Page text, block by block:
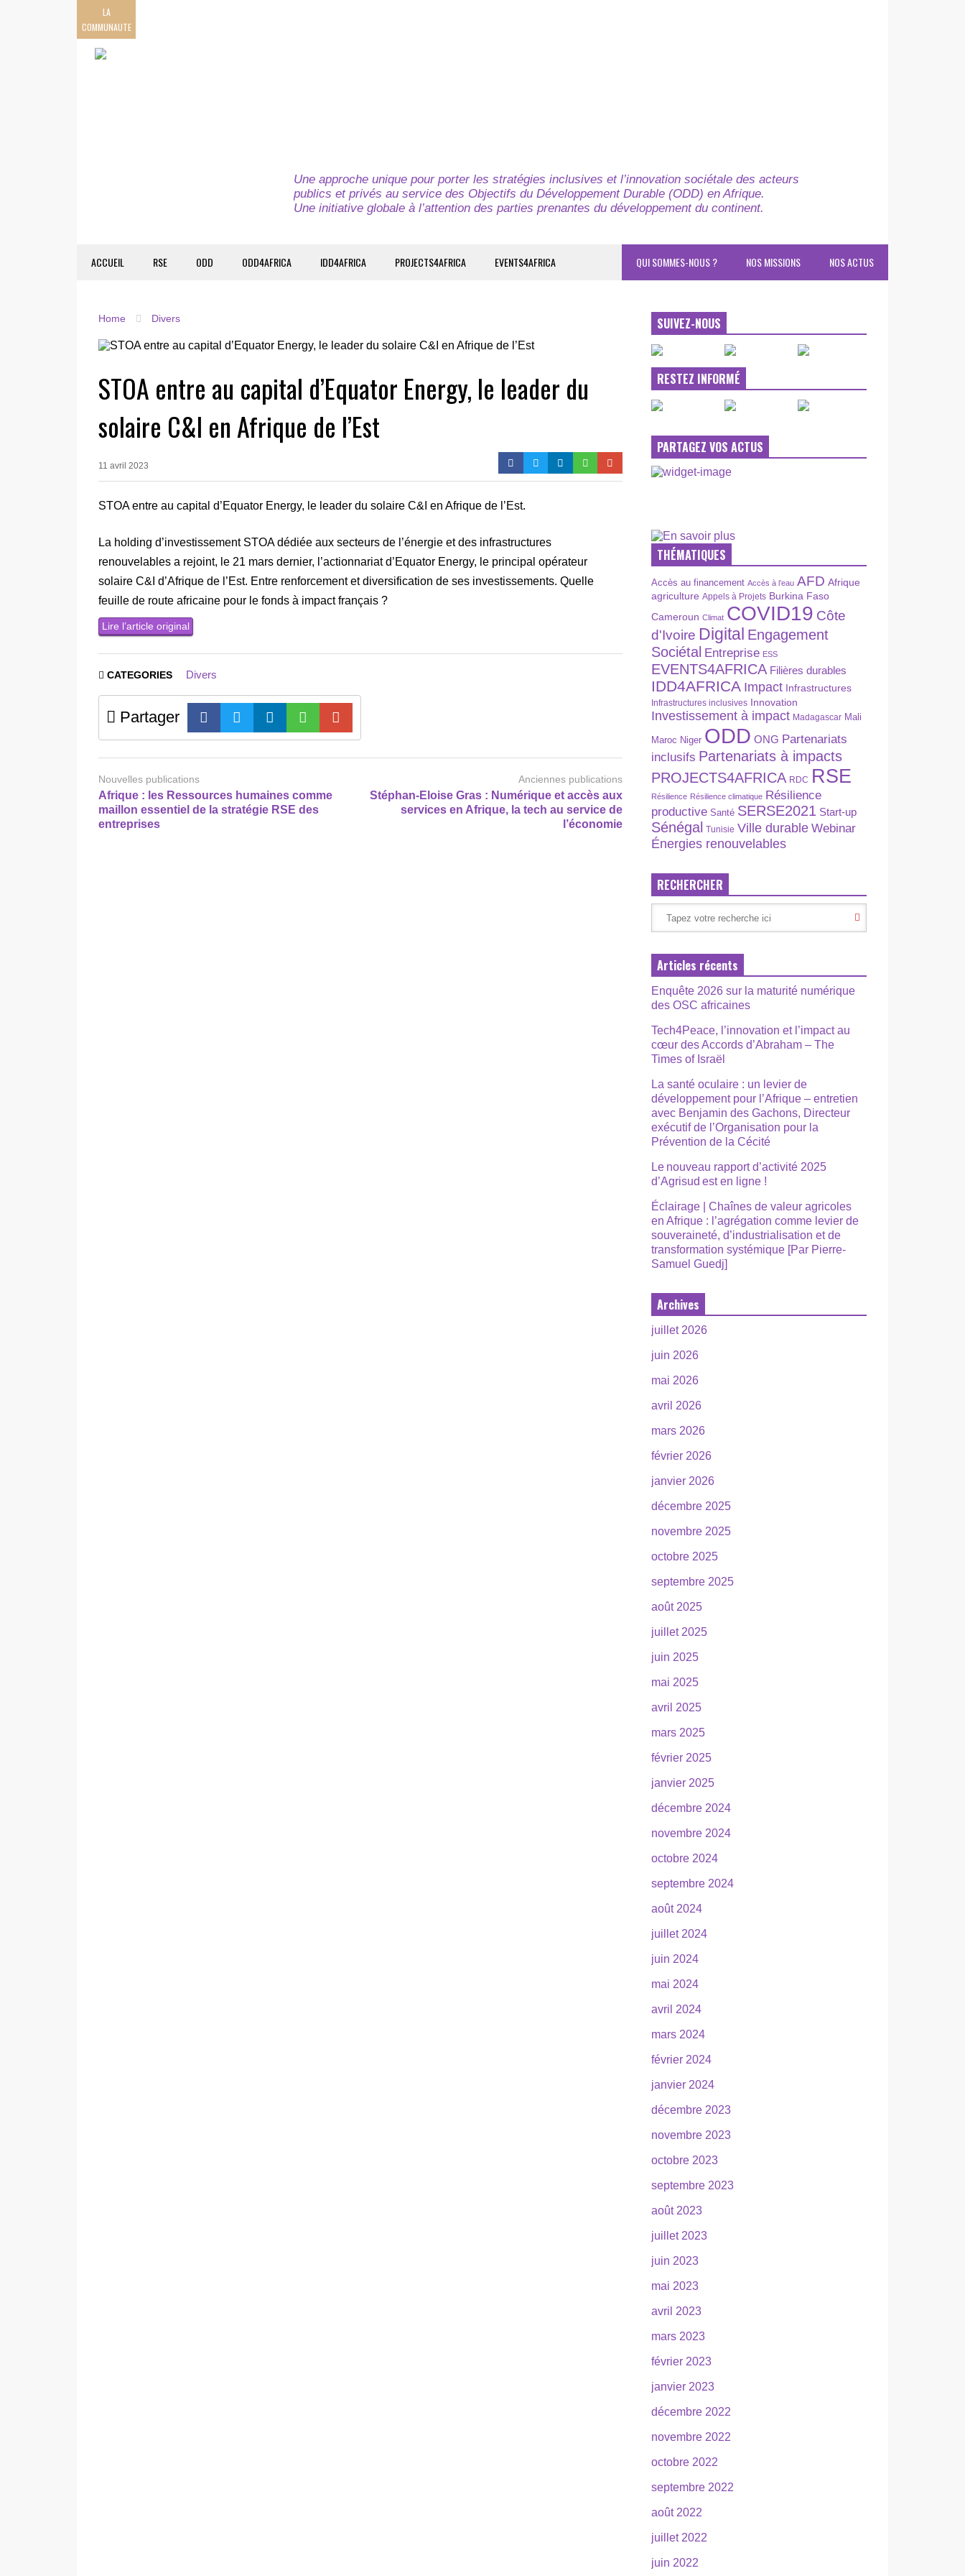
LA
COMMUNAUTE
Une approche unique pour porter les stratégies inclusives et l’innovation sociétale des acteurs
publics et privés au service des Objectifs du Développement Durable (ODD) en Afrique.
Une initiative globale à l’attention des parties prenantes du développement du continent.
ACCUEIL RSE ODD ODD4AFRICA IDD4AFRICA PROJECTS4AFRICA EVENTS4AFRICA NOS ACTUS
NOS MISSIONS
QUI SOMMES-NOUS ?
Home Divers
STOA entre au capital d’Equator Energy, le leader du
solaire C&I en Afrique de l’Est
11 avril 2023
STOA entre au capital d’Equator Energy, le leader du solaire C&I en Afrique de l’Est.
La holding d’investissement STOA dédiée aux secteurs de l’énergie et des infrastructures
renouvelables a rejoint, le 21 mars dernier, l’actionnariat d’Equator Energy, le principal opérateur
solaire C&I d’Afrique de l’Est. Entre renforcement et diversification de ses investissements. Quelle
feuille de route africaine pour le fonds à impact français ?
Lire l’article original
CATEGORIES Divers
Partager
Nouvelles publications
Afrique : les Ressources humaines comme
maillon essentiel de la stratégie RSE des
entreprises
Anciennes publications
Stéphan-Eloise Gras : Numérique et accès aux
services en Afrique, la tech au service de
l’économie
SUIVEZ-NOUS
RESTEZ INFORMÉ
PARTAGEZ VOS ACTUS
THÉMATIQUES
Accès au financement Accès à l’eau AFD Afrique
agriculture Appels à Projets Burkina Faso
Cameroun Climat COVID19 Côte
d'Ivoire Digital Engagement
Sociétal Entreprise ESS
EVENTS4AFRICA Filières durables
IDD4AFRICA Impact Infrastructures
Infrastructures inclusives Innovation
Investissement à impact Madagascar Mali
Maroc Niger ODD ONG Partenariats
inclusifs Partenariats à impacts
PROJECTS4AFRICA RDC RSE
Résilience Résilience climatique Résilience
productive Santé SERSE2021 Start-up
Sénégal Tunisie Ville durable Webinar
Énergies renouvelables
RECHERCHER
Articles récents
Enquête 2026 sur la maturité numérique
des OSC africaines
Tech4Peace, l’innovation et l’impact au
cœur des Accords d’Abraham – The
Times of Israël
La santé oculaire : un levier de
développement pour l’Afrique – entretien
avec Benjamin des Gachons, Directeur
exécutif de l’Organisation pour la
Prévention de la Cécité
Le nouveau rapport d’activité 2025
d’Agrisud est en ligne !
Éclairage | Chaînes de valeur agricoles
en Afrique : l’agrégation comme levier de
souveraineté, d’industrialisation et de
transformation systémique [Par Pierre-
Samuel Guedj]
Archives
juillet 2026
juin 2026
mai 2026
avril 2026
mars 2026
février 2026
janvier 2026
décembre 2025
novembre 2025
octobre 2025
septembre 2025
août 2025
juillet 2025
juin 2025
mai 2025
avril 2025
mars 2025
février 2025
janvier 2025
décembre 2024
novembre 2024
octobre 2024
septembre 2024
août 2024
juillet 2024
juin 2024
mai 2024
avril 2024
mars 2024
février 2024
janvier 2024
décembre 2023
novembre 2023
octobre 2023
septembre 2023
août 2023
juillet 2023
juin 2023
mai 2023
avril 2023
mars 2023
février 2023
janvier 2023
décembre 2022
novembre 2022
octobre 2022
septembre 2022
août 2022
juillet 2022
juin 2022